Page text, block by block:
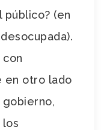
público? (en
con
en otro lado
gobierno,